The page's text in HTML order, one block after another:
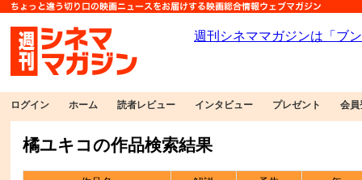
ログイン ホーム 読者レビュー インタビュー プレゼント 会員
橘ユキコの作品検索結果